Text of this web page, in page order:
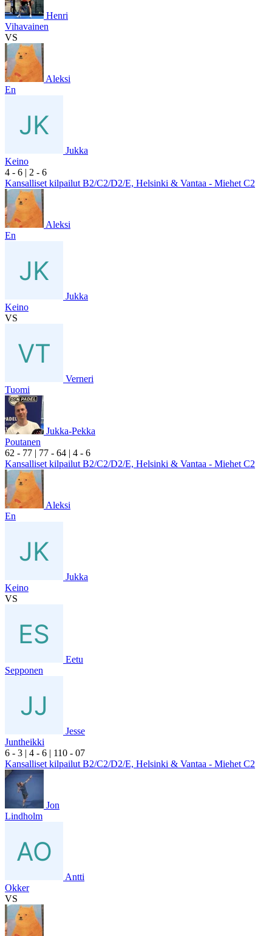
Henri
Vihavainen
VS
Aleksi
En
Jukka
Keino
4 - 6 | 2 - 6
Kansalliset kilpailut B2/C2/D2/E, Helsinki & Vantaa - Miehet C2
Aleksi
En
Jukka
Keino
VS
Verneri
Tuomi
Jukka-Pekka
Poutanen
62 - 77 | 77 - 64 | 4 - 6
Kansalliset kilpailut B2/C2/D2/E, Helsinki & Vantaa - Miehet C2
Aleksi
En
Jukka
Keino
VS
Eetu
Sepponen
Jesse
Juntheikki
6 - 3 | 4 - 6 | 110 - 07
Kansalliset kilpailut B2/C2/D2/E, Helsinki & Vantaa - Miehet C2
Jon
Lindholm
Antti
Okker
VS